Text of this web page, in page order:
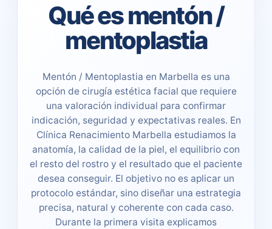
Qué es mentón /
mentoplastia
Mentón / Mentoplastia en Marbella es una
opción de cirugía estética facial que requiere
una valoración individual para confirmar
indicación, seguridad y expectativas reales. En
Clínica Renacimiento Marbella estudiamos la
anatomía, la calidad de la piel, el equilibrio con
el resto del rostro y el resultado que el paciente
desea conseguir. El objetivo no es aplicar un
protocolo estándar, sino diseñar una estrategia
precisa, natural y coherente con cada caso.
Durante la primera visita explicamos